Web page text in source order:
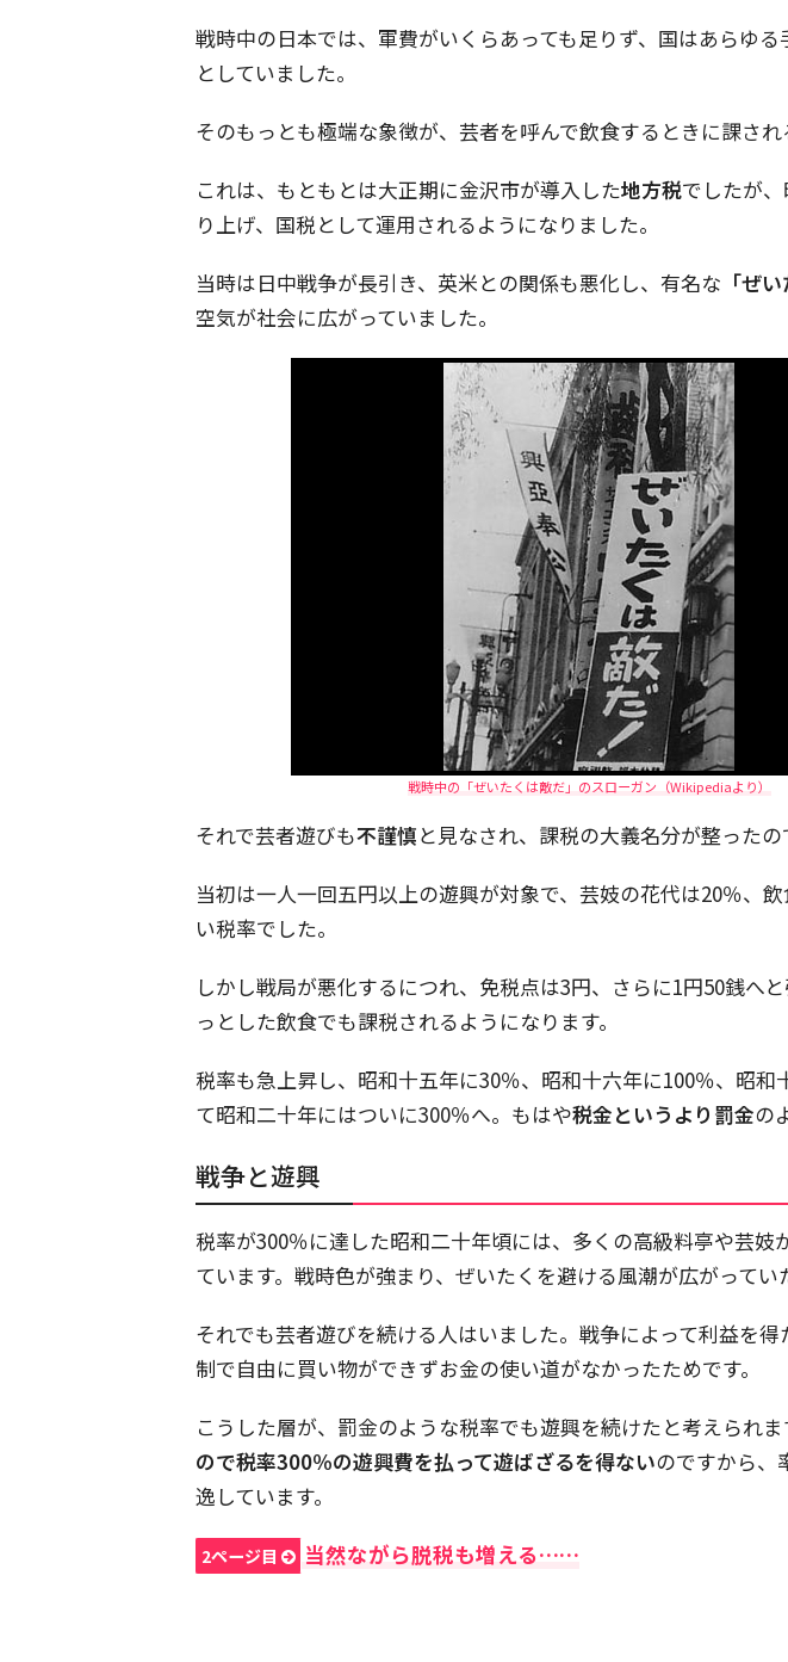
戦時中の日本では、軍費がいくらあっても足りず、国はあらゆる
としていました。
そのもっとも極端な象徴が、芸者を呼んで飲食するときに課され
これは、もともとは大正期に金沢市が導入した地方税でしたが
り上げ、国税として運用されるようになりました。
当時は日中戦争が長引き、英米との関係も悪化し、有名な 「ぜ
空気が社会に広がっていました。
戦時中の「ぜいたくは敵だ」のスローガン（Wikipediaより）
それで芸者遊びも不謹慎と見なされ、課税の大義名分が整ったの
当初は一人一回五円以上の遊興が対象で、芸妓の花代は20％、
い税率でした。
しかし戦局が悪化するにつれ、免税点は3円、さらに1円50銭へ
っとした飲食でも課税されるようになります。
税率も急上昇し、昭和十五年に30％、昭和十六年に100％、昭和
て昭和二十年にはついに300％へ。もはや税金というより罰金の
戦争と遊興
税率が300％に達した昭和二十年頃には、多くの高級料亭や芸妓
ています。戦時色が強まり、ぜいたくを避ける風潮が広がってい
それでも芸者遊びを続ける人はいました。戦争によって利益を
制で自由に買い物ができずお金の使い道がなかったためです。
こうした層が、罰金のような税率でも遊興を続けたと考えられま
ので税率300％の遊興費を払って遊ばざるを得ないのですから、
逸しています。
2ページ目 当然ながら脱税も増える……